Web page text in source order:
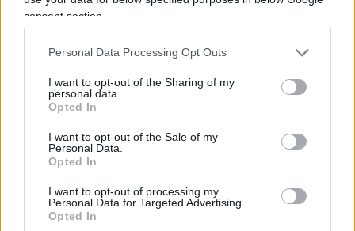
consent section.
Personal Data Processing Opt Outs
I want to opt-out of the Sharing of my
personal data.
Opted In
I want to opt-out of the Sale of my
Personal Data.
Opted In
I want to opt-out of processing my
Personal Data for Targeted Advertising.
Opted In
velocemente la propria economia: “Il punto che
voglio qui sottolineare, è che è più probabile che
queste riforme abbiano successo se anche le
che significherebbe armonizzare la tassazione
delle imprese in Europa ed accelerare in Olanda la
crescita dei salari. Il governatore prova a condire
la pillola, ricordando che aver ridotto così tanto la
eccesso di tassazione sui redditi da lavoro, il che
ha fomentato il crescente euroscetticismo